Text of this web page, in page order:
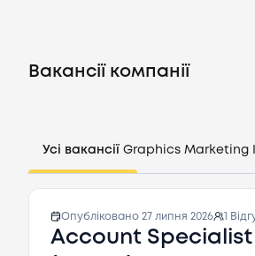
UA
Вакансії компанії
Усі вакансії Graphics Marketing
Опубліковано 27 липня 2026
Account Specialist